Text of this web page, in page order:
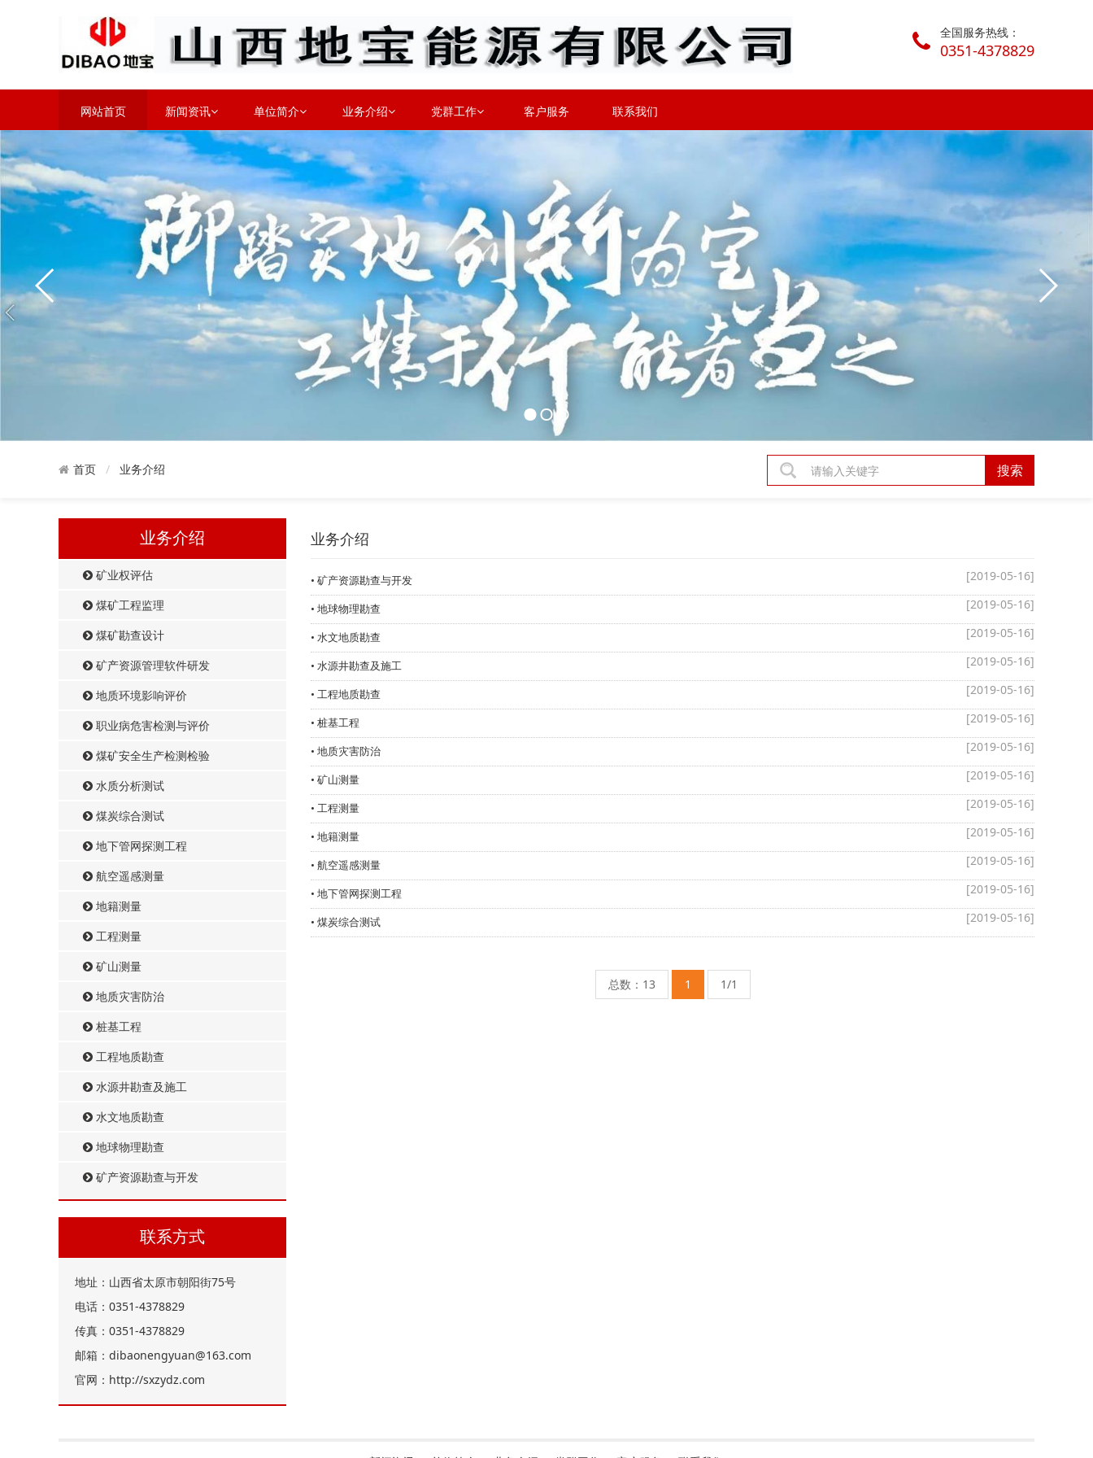
全国服务热线：
0351-4378829
网站首页 新闻资讯 单位简介 业务介绍 党群工作 客户服务 联系我们
首页 业务介绍
业务介绍
矿业权评估
煤矿工程监理
煤矿勘查设计
矿产资源管理软件研发
地质环境影响评价
职业病危害检测与评价
煤矿安全生产检测检验
水质分析测试
煤炭综合测试
地下管网探测工程
航空遥感测量
地籍测量
工程测量
矿山测量
地质灾害防治
桩基工程
工程地质勘查
水源井勘查及施工
水文地质勘查
地球物理勘查
矿产资源勘查与开发
联系方式
地址：山西省太原市朝阳街75号
电话：0351-4378829
传真：0351-4378829
邮箱：dibaonengyuan@163.com
官网：http://sxzydz.com
业务介绍
• 矿产资源勘查与开发 [2019-05-16]
• 地球物理勘查 [2019-05-16]
• 水文地质勘查 [2019-05-16]
• 水源井勘查及施工 [2019-05-16]
• 工程地质勘查 [2019-05-16]
• 桩基工程 [2019-05-16]
• 地质灾害防治 [2019-05-16]
• 矿山测量 [2019-05-16]
• 工程测量 [2019-05-16]
• 地籍测量 [2019-05-16]
• 航空遥感测量 [2019-05-16]
• 地下管网探测工程 [2019-05-16]
• 煤炭综合测试 [2019-05-16]
总数：13 1 1/1